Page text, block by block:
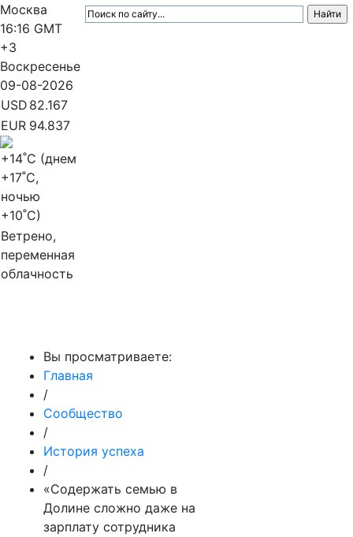
Москва
16:16 GMT
+3
Воскресенье
09-08-2026
USD 82.167
EUR 94.837
+14˚C (днем
+17˚C,
ночью
+10˚C)
Ветрено,
переменная
облачность
Вы просматриваете:
Главная
/
Сообщество
/
История успеха
/
«Содержать семью в
Долине сложно даже на
зарплату сотрудника